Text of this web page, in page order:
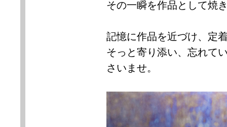
その一瞬を作品として焼
記憶に作品を近づけ、定
そっと寄り添い、忘れて
さいませ。